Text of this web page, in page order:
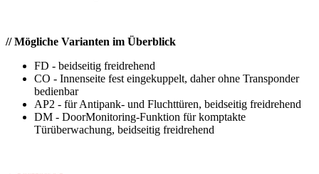
// Mögliche Varianten im Überblick
FD - beidseitig freidrehend
CO - Innenseite fest eingekuppelt, daher ohne Transponder
bedienbar
AP2 - für Antipank- und Fluchttüren, beidseitig freidrehend
DM - DoorMonitoring-Funktion für komptakte
Türüberwachung, beidseitig freidrehend